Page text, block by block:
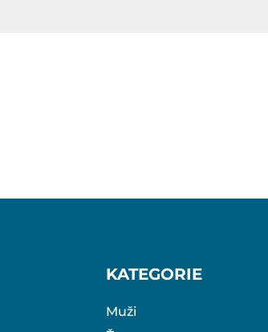
KATEGORIE
Muži